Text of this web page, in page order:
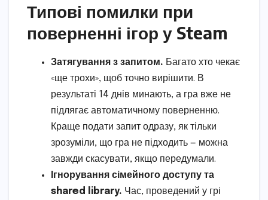
Типові помилки при
поверненні ігор у Steam
Затягування з запитом. Багато хто чекає
«ще трохи», щоб точно вирішити. В
результаті 14 днів минають, а гра вже не
підлягає автоматичному поверненню.
Краще подати запит одразу, як тільки
зрозуміли, що гра не підходить — можна
завжди скасувати, якщо передумали.
Ігнорування сімейного доступу та
shared library. Час, проведений у грі